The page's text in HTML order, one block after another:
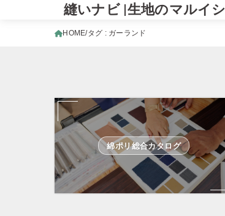
縫いナビ |生地のマルイシ
HOME タグ : ガーランド
綿ポリ総合カタログ